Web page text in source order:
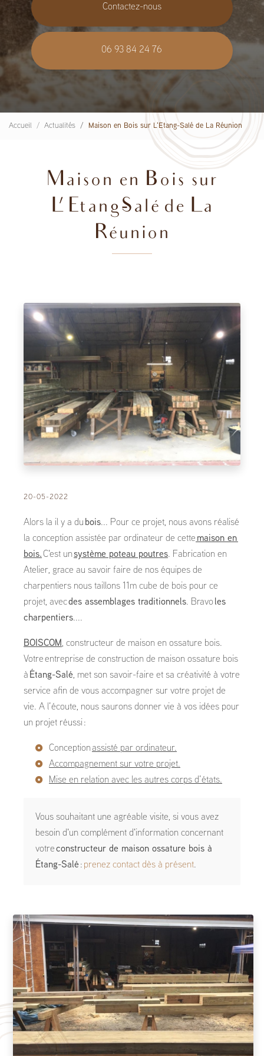
Contactez-nous
06 93 84 24 76
Accueil Actualités Maison en Bois sur L'Etang-Salé de La Réunion
Maison en Bois sur
L'Etang-Salé de La
Réunion
20-05-2022
Alors la il y a du bois... Pour ce projet, nous avons réalisé
la conception assistée par ordinateur de cette maison en
bois. C'est unsystème poteau poutres. Fabrication en
Atelier, grace au savoir faire de nos équipes de
charpentiers nous taillons 11m cube de bois pour ce
projet, avecdes assemblages traditionnels. Bravo les
charpentiers....
BOISCOM, constructeur de maison en ossature bois.
Votre entreprise de construction de maison ossature bois
à Étang-Salé, met son savoir-faire et sa créativité à votre
service afin de vous accompagner sur votre projet de
vie. A l’écoute, nous saurons donner vie à vos idées pour
un projet réussi :
Conceptionassisté par ordinateur.
Accompagnement sur votre projet.
Mise en relation avec les autres corps d’états.
Vous souhaitant une agréable visite, si vous avez
besoin d'un complément d'information concernant
votre constructeur de maison ossature bois à
Étang-Salé : prenez contact dès à présent.